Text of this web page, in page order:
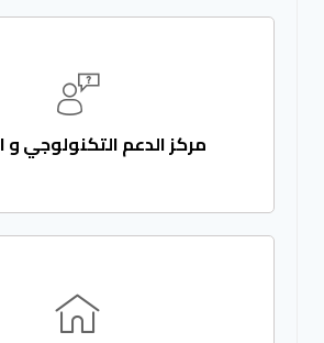
مركز الدعم التكنولوجي و